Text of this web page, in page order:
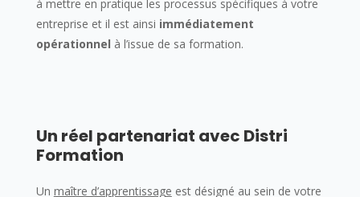
à mettre en pratique les processus spécifiques à votre
entreprise et il est ainsi immédiatement
opérationnel à l’issue de sa formation.
Un réel partenariat avec Distri
Formation
Un maître d’apprentissage est désigné au sein de votre